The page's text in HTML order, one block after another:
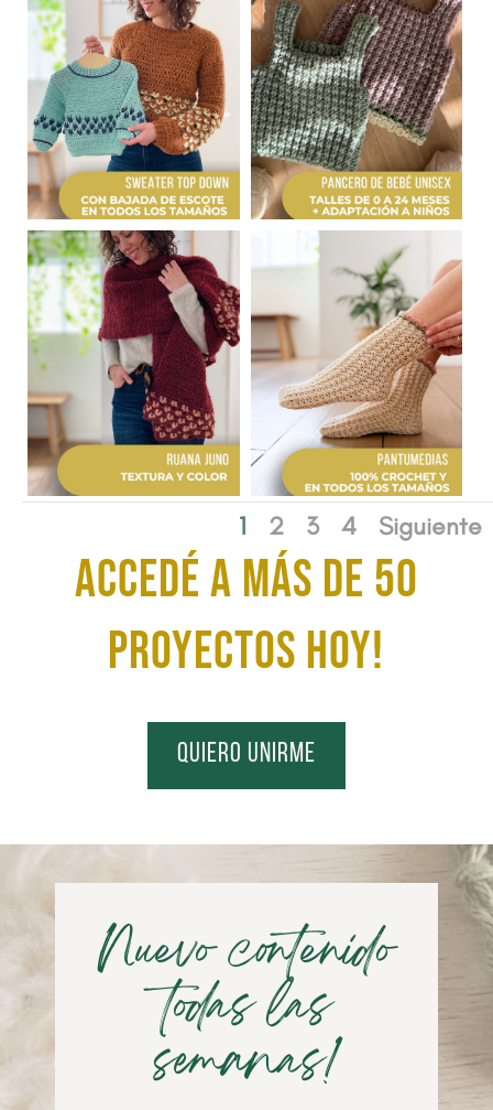
1 2 3 4 Siguiente
ACCEDÉ A MÁS DE 50
proyectos HOY!
quiero unirme
Nuevo contenido
todas las
semanas!